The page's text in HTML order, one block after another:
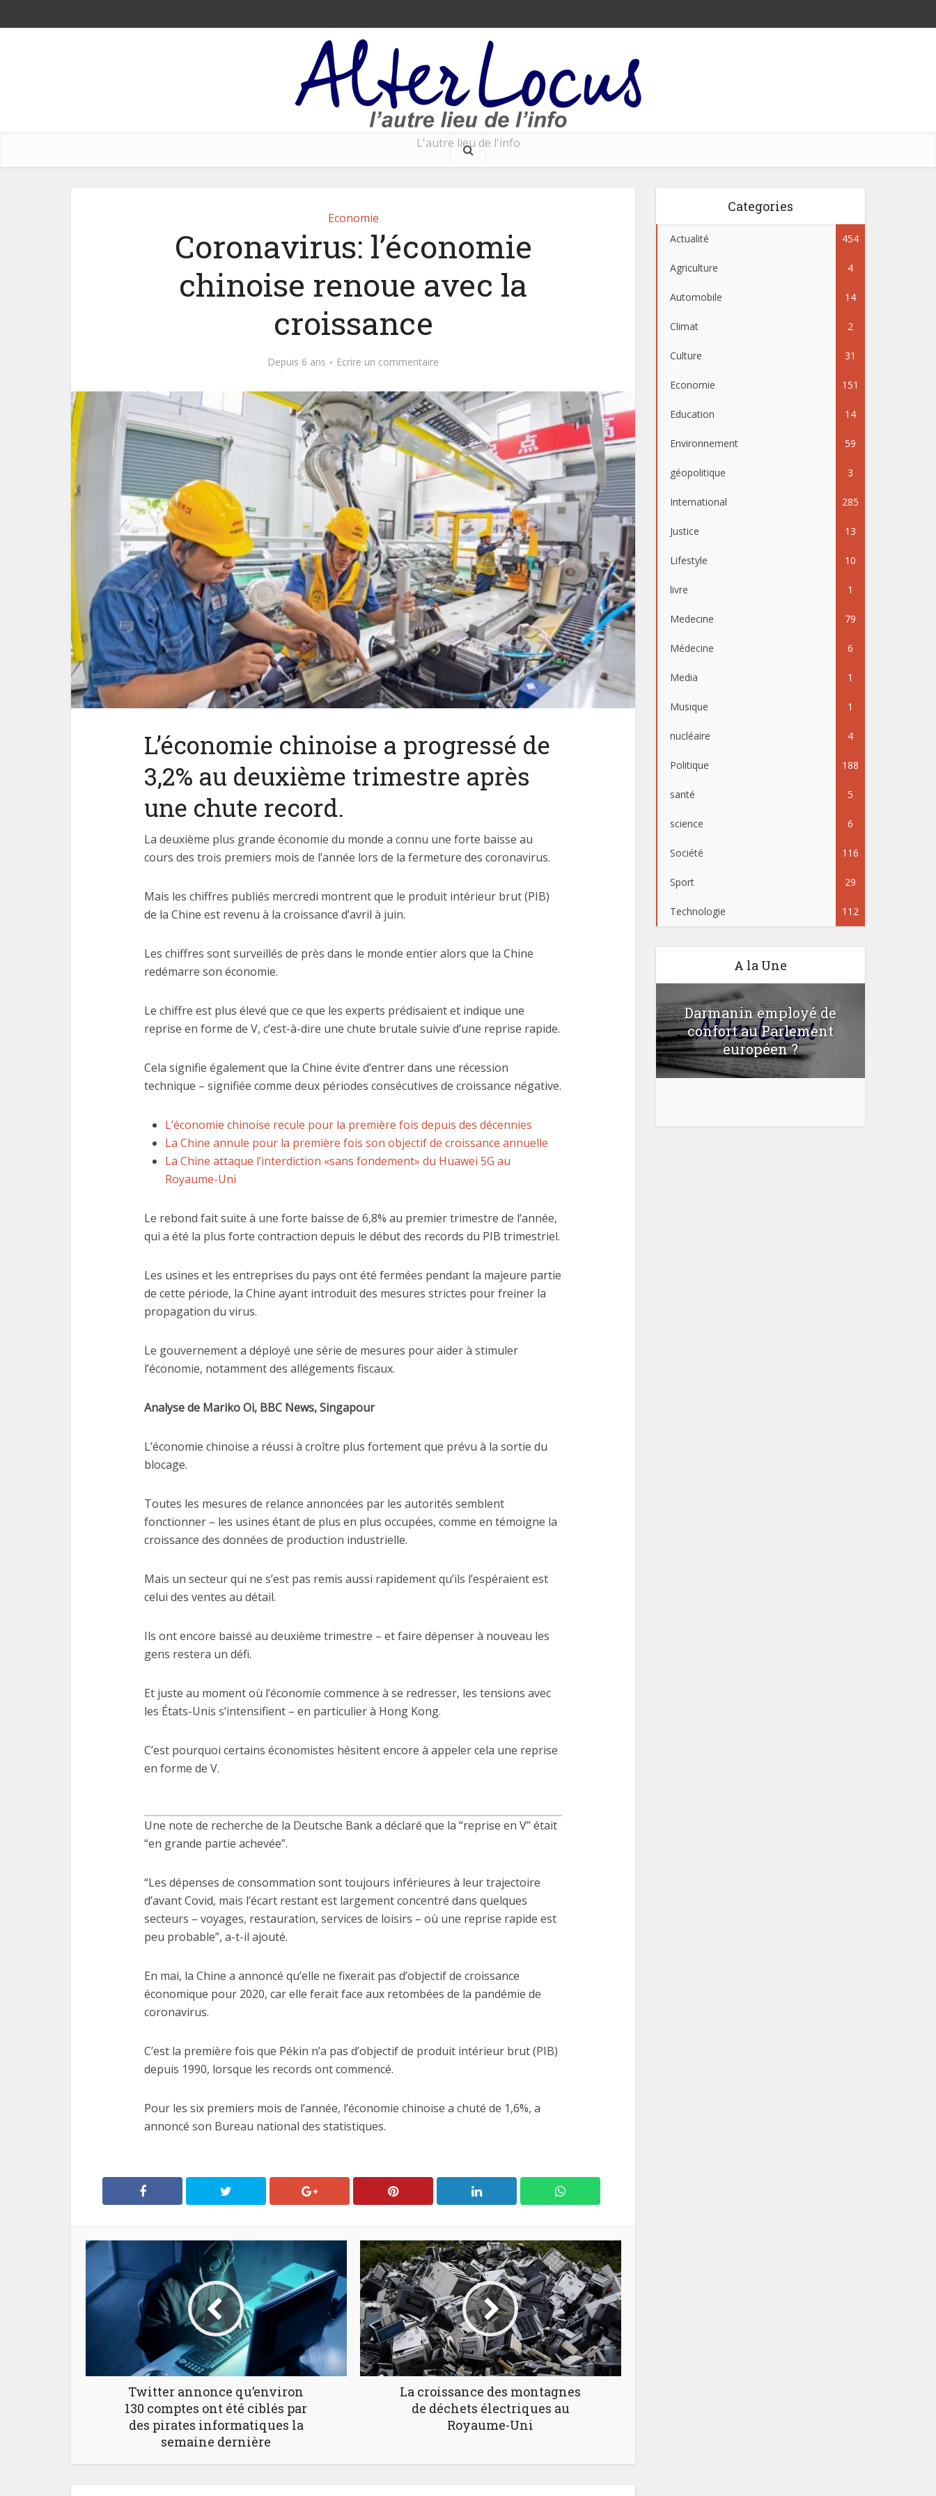
L'autre lieu de l'info
Economie
Coronavirus: l’économie
chinoise renoue avec la
croissance
Depuis 6 ans Ecrire un commentaire
L’économie chinoise a progressé de
3,2% au deuxième trimestre après
une chute record.
La deuxième plus grande économie du monde a connu une forte baisse au
cours des trois premiers mois de l’année lors de la fermeture des coronavirus.
Mais les chiffres publiés mercredi montrent que le produit intérieur brut (PIB)
de la Chine est revenu à la croissance d’avril à juin.
Les chiffres sont surveillés de près dans le monde entier alors que la Chine
redémarre son économie.
Le chiffre est plus élevé que ce que les experts prédisaient et indique une
reprise en forme de V, c’est-à-dire une chute brutale suivie d’une reprise rapide.
Cela signifie également que la Chine évite d’entrer dans une récession
technique – signifiée comme deux périodes consécutives de croissance négative.
L’économie chinoise recule pour la première fois depuis des décennies
La Chine annule pour la première fois son objectif de croissance annuelle
La Chine attaque l’interdiction «sans fondement» du Huawei 5G au
Royaume-Uni
Le rebond fait suite à une forte baisse de 6,8% au premier trimestre de l’année,
qui a été la plus forte contraction depuis le début des records du PIB trimestriel.
Les usines et les entreprises du pays ont été fermées pendant la majeure partie
de cette période, la Chine ayant introduit des mesures strictes pour freiner la
propagation du virus.
Le gouvernement a déployé une série de mesures pour aider à stimuler
l’économie, notamment des allégements fiscaux.
Analyse de Mariko Oi, BBC News, Singapour
L’économie chinoise a réussi à croître plus fortement que prévu à la sortie du
blocage.
Toutes les mesures de relance annoncées par les autorités semblent
fonctionner – les usines étant de plus en plus occupées, comme en témoigne la
croissance des données de production industrielle.
Mais un secteur qui ne s’est pas remis aussi rapidement qu’ils l’espéraient est
celui des ventes au détail.
Ils ont encore baissé au deuxième trimestre – et faire dépenser à nouveau les
gens restera un défi.
Et juste au moment où l’économie commence à se redresser, les tensions avec
les États-Unis s’intensifient – en particulier à Hong Kong.
C’est pourquoi certains économistes hésitent encore à appeler cela une reprise
en forme de V.
Une note de recherche de la Deutsche Bank a déclaré que la “reprise en V” était
“en grande partie achevée”.
“Les dépenses de consommation sont toujours inférieures à leur trajectoire
d’avant Covid, mais l’écart restant est largement concentré dans quelques
secteurs – voyages, restauration, services de loisirs – où une reprise rapide est
peu probable”, a-t-il ajouté.
En mai, la Chine a annoncé qu’elle ne fixerait pas d’objectif de croissance
économique pour 2020, car elle ferait face aux retombées de la pandémie de
coronavirus.
C’est la première fois que Pékin n’a pas d’objectif de produit intérieur brut (PIB)
depuis 1990, lorsque les records ont commencé.
Pour les six premiers mois de l’année, l’économie chinoise a chuté de 1,6%, a
annoncé son Bureau national des statistiques.
Twitter annonce qu’environ
130 comptes ont été ciblés par
des pirates informatiques la
semaine dernière
La croissance des montagnes
de déchets électriques au
Royaume-Uni
Categories
Actualité 454
Agriculture 4
Automobile 14
Climat 2
Culture 31
Economie 151
Education 14
Environnement 59
géopolitique 3
International 285
Justice 13
Lifestyle 10
livre 1
Medecine 79
Médecine 6
Media 1
Musique 1
nucléaire 4
Politique 188
santé 5
science 6
Société 116
Sport 29
Technologie 112
A la Une
Les dépenses de
explosent
Darmanin employé de
confort au Parlement
européen ?